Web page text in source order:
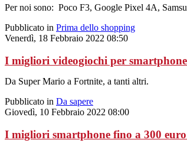
Per noi sono: Poco F3, Google Pixel 4A,
Pubblicato in Prima dello shopping
Venerdì, 18 Febbraio 2022 08:50
I migliori videogiochi per
Da Super Mario a Fortnite, a tanti altri.
Pubblicato in Da sapere
Giovedì, 10 Febbraio 2022 08:00
I migliori smartphone fino a 300